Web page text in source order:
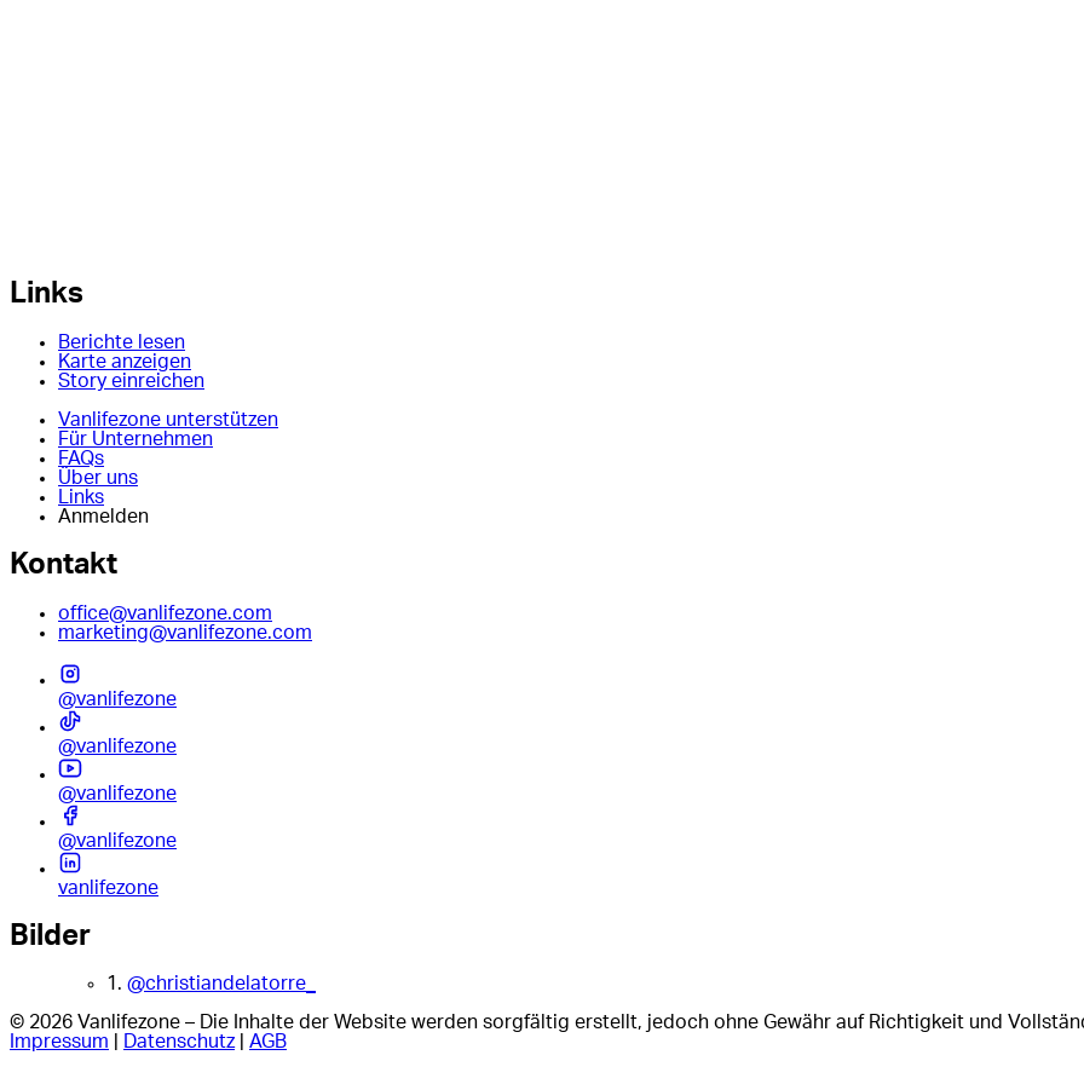
Links
Berichte lesen
Karte anzeigen
Story einreichen
Vanlifezone unterstützen
Für Unternehmen
FAQs
Über uns
Links
Anmelden
Kontakt
office@vanlifezone.com
marketing@vanlifezone.com
@vanlifezone
@vanlifezone
@vanlifezone
@vanlifezone
vanlifezone
Bilder
1. @christiandelatorre_
© 2026 Vanlifezone – Die Inhalte der Website werden sorgfältig erstellt, jedoch ohne Gewähr auf Richtigkeit und
Impressum
Datenschutz| AGB